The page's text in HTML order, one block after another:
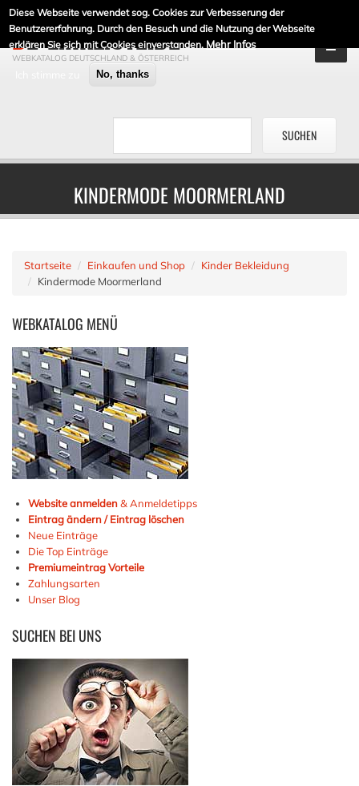
Diese Webseite verwendet sog. Cookies zur Verbesserung der
Benutzererfahrung. Durch den Besuch und die Nutzung der Webseite
erklären Sie sich mit Cookies einverstanden. Mehr Infos
No, thanks
DE-LINKLISTE.DE
WEBKATALOG DEUTSCHLAND & ÖSTERREICH
KINDERMODE MOORMERLAND
Startseite Einkaufen und Shop
Kinder Bekleidung
Kindermode Moormerland
WEBKATALOG MENÜ
Website anmelden& Anmeldetipps
Eintrag ändern / Eintrag löschen
Neue Einträge
Die Top Einträge
Premiumeintrag Vorteile
Zahlungsarten
Unser Blog
SUCHEN BEI UNS